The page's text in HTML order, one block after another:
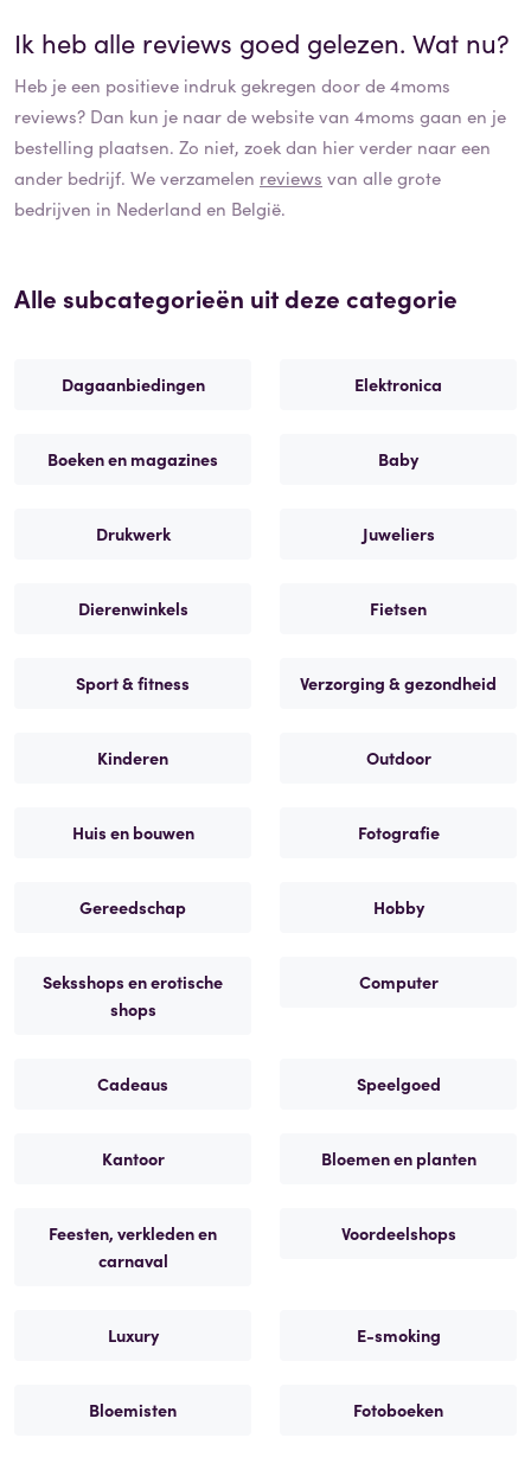
Ik heb alle reviews goed gelezen. Wat nu?
Heb je een positieve indruk gekregen door de4moms
reviews? Dan kun je naar de website van 4moms gaan en je
bestelling plaatsen. Zo niet, zoek dan hier verder naar een
ander bedrijf. We verzamelen reviews van alle grote
bedrijven in Nederland en België.
Alle subcategorieën uit deze categorie
Dagaanbiedingen Elektronica
Boeken en magazines Baby
Drukwerk Juweliers
Dierenwinkels Fietsen
Sport & fitness Verzorging & gezondheid
Kinderen Outdoor
Huis en bouwen Fotografie
Gereedschap Hobby
Seksshops en erotische
shops
Computer
Cadeaus Speelgoed
Kantoor Bloemen en planten
Feesten, verkleden en
carnaval
Voordeelshops
Luxury E-smoking
Bloemisten Fotoboeken